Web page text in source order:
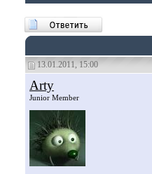
13.01.2011, 15:00
Arty
Junior Member